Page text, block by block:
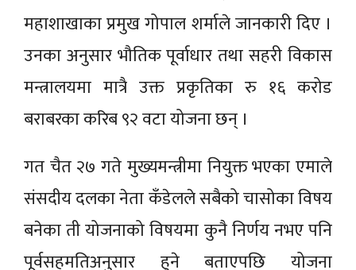
महाशाखाका प्रमुख गोपाल शर्माले जानकारी दिए ।
उनका अनुसार भौतिक पूर्वाधार तथा सहरी विकास
मन्त्रालयमा मात्रै उक्त प्रकृतिका रु १६ करोड
बराबरका करिब ९२ वटा योजना छन् ।
गत चैत २७ गते मुख्यमन्त्रीमा नियुक्त भएका एमाले
संसदीय दलका नेता कँडेलले सबैको चासोका विषय
बनेका ती योजनाको विषयमा कुनै निर्णय नभए पनि
पूर्वसहमतिअनुसार हुने बताएपछि योजना